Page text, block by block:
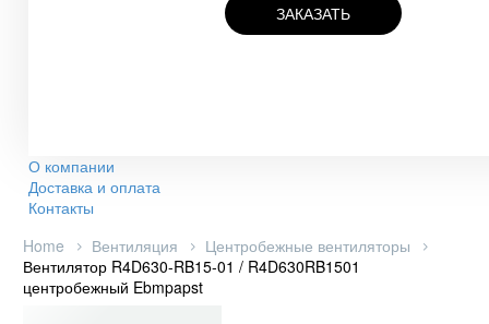
ЗАКАЗАТЬ
О компании
Доставка и оплата
Контакты
Home
Вентиляция
Центробежные вентиляторы
Вентилятор R4D630-RB15-01 / R4D630RB1501
центробежный Ebmpapst